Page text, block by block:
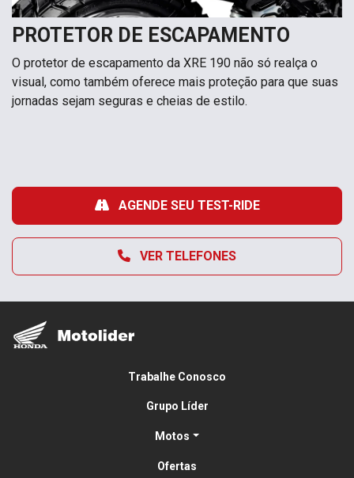
PROTETOR DE ESCAPAMENTO
O protetor de escapamento da XRE 190 não só realça o
visual, como também oferece mais proteção para que suas
jornadas sejam seguras e cheias de estilo.
VER TELEFONES
AGENDE SEU TEST-RIDE
Trabalhe Conosco
Grupo Líder
Motos
Ofertas